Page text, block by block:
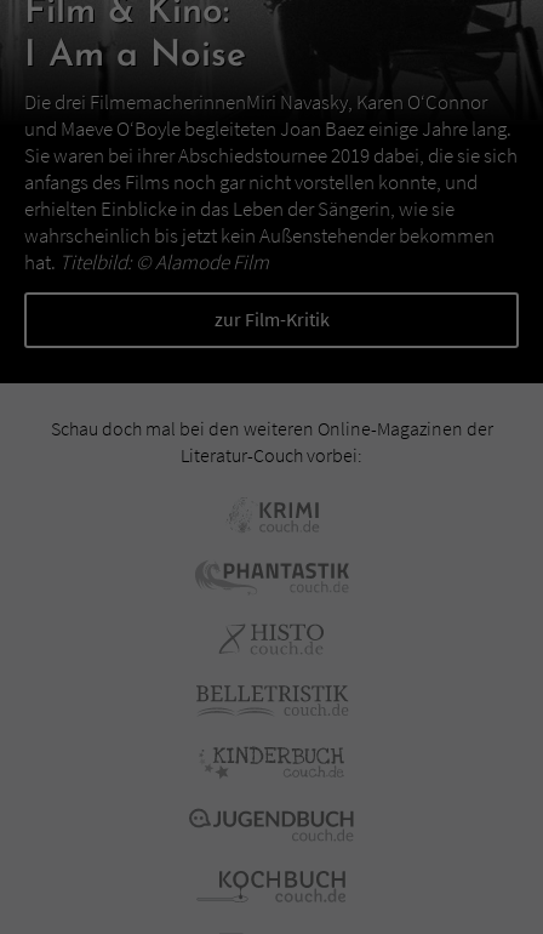
Film & Kino:
I Am a Noise
Die drei FilmemacherinnenMiri Navasky, Karen O‘Connor
und Maeve O‘Boyle begleiteten Joan Baez einige Jahre lang.
Sie waren bei ihrer Abschiedstournee 2019 dabei, die sie sich
anfangs des Films noch gar nicht vorstellen konnte, und
erhielten Einblicke in das Leben der Sängerin, wie sie
wahrscheinlich bis jetzt kein Außenstehender bekommen
hat. Titelbild: ©Alamode Film
zur Film-Kritik
Schau doch mal bei den weiteren Online-Magazinen der
Literatur-Couch vorbei: